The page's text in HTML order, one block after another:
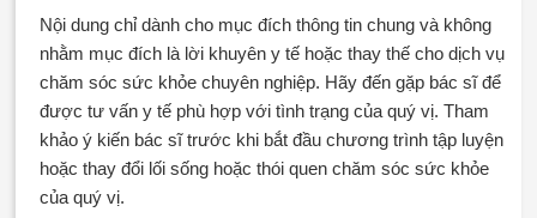
Nội dung chỉ dành cho mục đích thông tin chung và không
nhằm mục đích là lời khuyên y tế hoặc thay thế cho dịch vụ
chăm sóc sức khỏe chuyên nghiệp. Hãy đến gặp bác sĩ để
được tư vấn y tế phù hợp với tình trạng của quý vị. Tham
khảo ý kiến bác sĩ trước khi bắt đầu chương trình tập luyện
hoặc thay đổi lối sống hoặc thói quen chăm sóc sức khỏe
của quý vị.